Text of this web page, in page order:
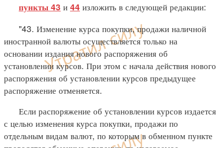
пункты 43 и 44 изложить в следующей редакции:
"43. Изменение курса покупки, продажи наличной
иностранной валюты осуществляется только на
основании издания нового распоряжения об
установлении курсов. При этом с начала действия нового
распоряжения об установлении курсов предыдущее
распоряжение отменяется.
Если распоряжение об установлении курсов издается
с целью изменения курса покупки, продажи по
отдельным видам валют, по которым в обменном пункте